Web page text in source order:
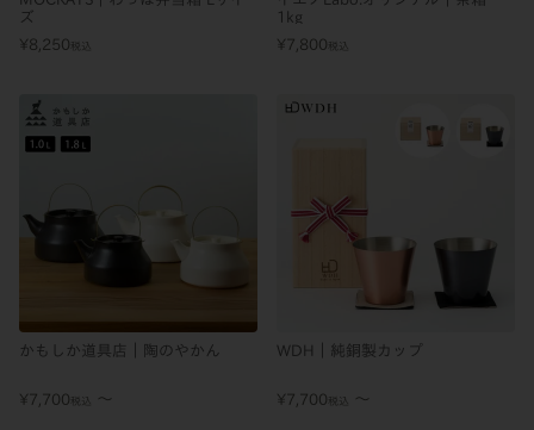
ズ
¥8,250 税込
1kg
¥ 7,800 税込
かもしか道具店｜陶のやかん
¥ 7,700 税込 〜
WDH｜純銅製カップ
¥ 7,700 税込 〜